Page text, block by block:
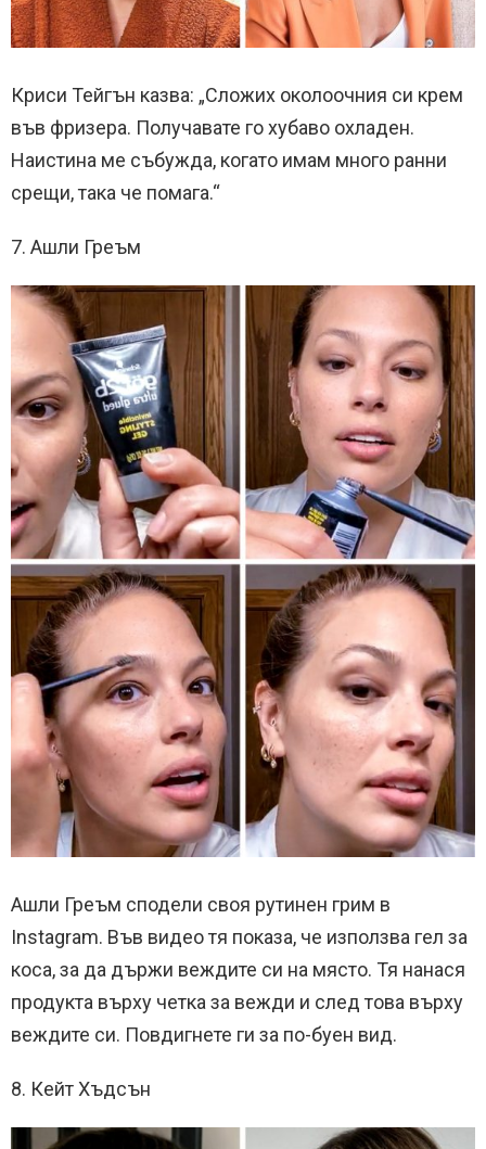
Криси Тейгън казва: „Сложих околоочния си крем
във фризера. Получавате го хубаво охладен.
Наистина ме събужда, когато имам много ранни
срещи, така че помага.“
7. Ашли Греъм
Ашли Греъм сподели своя рутинен грим в
Instagram. Във видео тя показа, че използва гел за
коса, за да държи веждите си на място. Тя нанася
продукта върху четка за вежди и след това върху
веждите си. Повдигнете ги за по-буен вид.
8. Кейт Хъдсън